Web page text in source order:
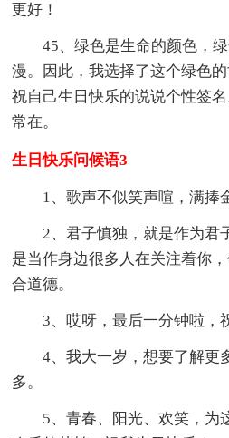
更好！
45、绿色是生命的颜色，绿
漫。因此，我选择了这个绿色
祝自己生日快乐的说说个性签
常在。
生日快乐问候语3
1、歌声不似笑声喧，满捧金
2、君子慎独，就是作为君
是当作身边很多人在关注着你
合道德。
3、哎呀，最后一分钟啦，祝
4、我大一岁，想要了解更
多。
5、青春、阳光、欢笑，为